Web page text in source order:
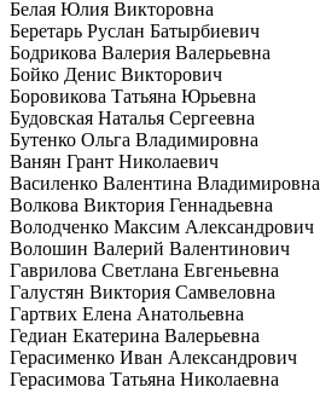
Белая Юлия Викторовна
Беретарь Руслан Батырбиевич
Бодрикова Валерия Валерьевна
Бойко Денис Викторович
Боровикова Татьяна Юрьевна
Будовская Наталья Сергеевна
Бутенко Ольга Владимировна
Ванян Грант Николаевич
Василенко Валентина Владимировна
Волкова Виктория Геннадьевна
Володченко Максим Александрович
Волошин Валерий Валентинович
Гаврилова Светлана Евгеньевна
Галустян Виктория Самвеловна
Гартвих Елена Анатольевна
Гедиан Екатерина Валерьевна
Герасименко Иван Александрович
Герасимова Татьяна Николаевна